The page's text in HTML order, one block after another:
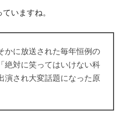
いますね。
かに放送された毎年恒例の
絶対に笑ってはいけない科
演され大変話題になった原